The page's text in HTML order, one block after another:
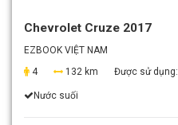
Chevrolet Cruze 2017
EZBOOK VIỆT NAM
4
132 km Được sử dụng:
Nước suối